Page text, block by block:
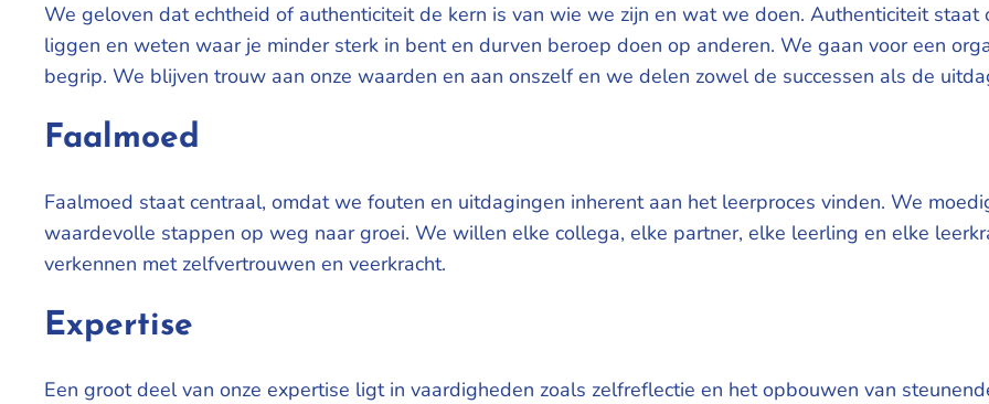
We geloven dat echtheid of authenticiteit de kern is van wie we zijn en wat we doen. Authenticiteit
liggen en weten waar je minder sterk in bent en durven beroep doen op anderen. We gaan voor een
begrip. We blijven trouw aan onze waarden en aan onszelf en we delen zowel de successen als de
Faalmoed
Faalmoed staat centraal, omdat we fouten en uitdagingen inherent aan het leerproces vinden. We
waardevolle stappen op weg naar groei. We willen elke collega, elke partner, elke leerling en elke
verkennen met zelfvertrouwen en veerkracht.
Expertise
Een groot deel van onze expertise ligt in vaardigheden zoals zelfreflectie en het opbouwen van